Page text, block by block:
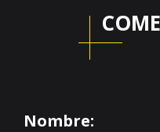
Nombre: